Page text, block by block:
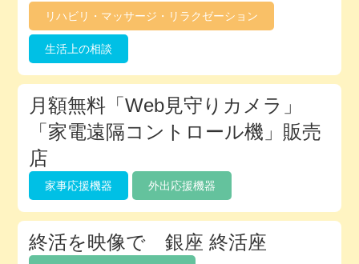
リハビリ・マッサージ・リラクゼーション
生活上の相談
月額無料「Web見守りカメラ」
「家電遠隔コントロール機」販売
店
家事応援機器 外出応援機器
終活を映像で 銀座 終活座